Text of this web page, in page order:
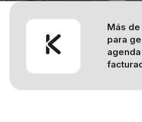
Más
para